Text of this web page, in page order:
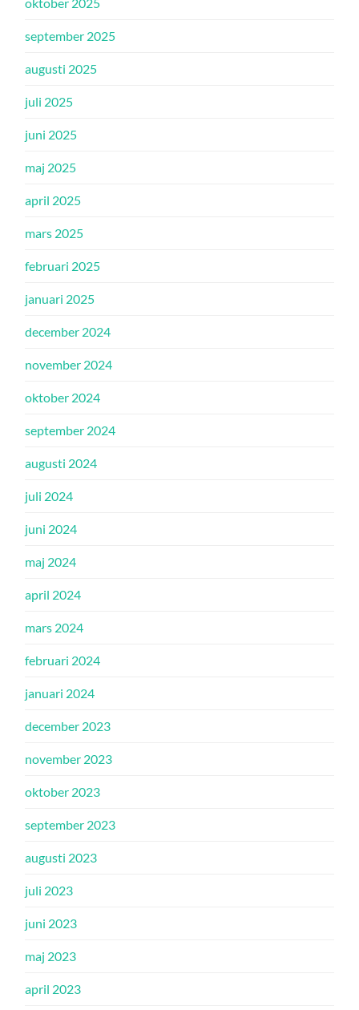
september 2025
augusti 2025
juli 2025
juni 2025
maj 2025
april 2025
mars 2025
februari 2025
januari 2025
december 2024
november 2024
oktober 2024
september 2024
augusti 2024
juli 2024
juni 2024
maj 2024
april 2024
mars 2024
februari 2024
januari 2024
december 2023
november 2023
oktober 2023
september 2023
augusti 2023
juli 2023
juni 2023
maj 2023
april 2023